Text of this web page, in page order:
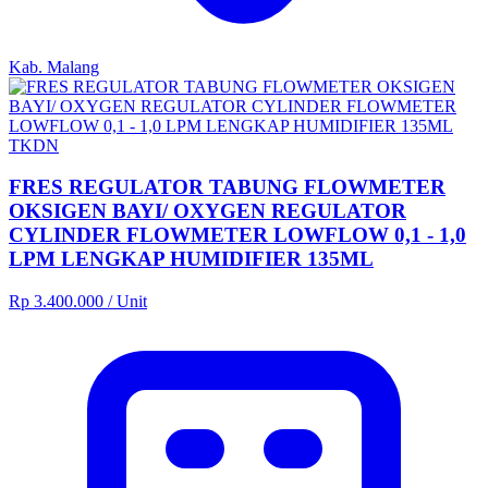
Kab. Malang
TKDN
FRES REGULATOR TABUNG FLOWMETER
OKSIGEN BAYI/ OXYGEN REGULATOR
CYLINDER FLOWMETER LOWFLOW 0,1 - 1,0
LPM LENGKAP HUMIDIFIER 135ML
Rp 3.400.000 / Unit